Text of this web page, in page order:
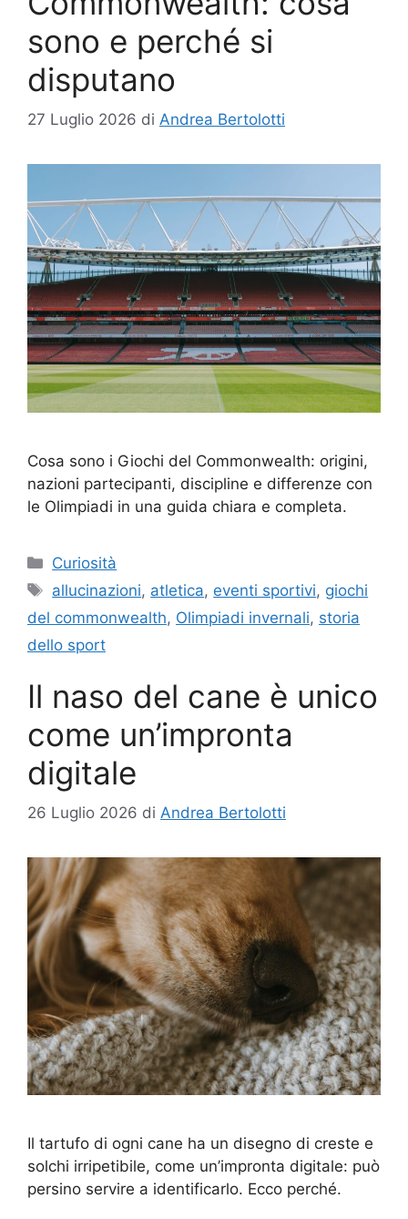
sono e perché si
disputano
27 Luglio 2026 di Andrea Bertolotti
Cosa sono i Giochi del Commonwealth: origini,
nazioni partecipanti, discipline e differenze con
le Olimpiadi in una guida chiara e completa.
Categorie
Curiosità
Tag
allucinazioni, atletica, eventi sportivi, giochi
del commonwealth, Olimpiadi invernali, storia
dello sport
Il naso del cane è unico
come un’impronta
digitale
26 Luglio 2026 di Andrea Bertolotti
Il tartufo di ogni cane ha un disegno di creste e
solchi irripetibile, come un’impronta digitale: può
persino servire a identificarlo. Ecco perché.